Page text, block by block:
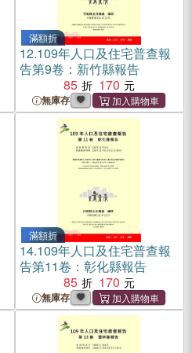
滿額折
12.109年人口及住宅普查報
告第9卷：新竹縣報告
85
170
無庫存
滿額折
14.109年人口及住宅普查報
告第11卷：彰化縣報告
85
170
無庫存